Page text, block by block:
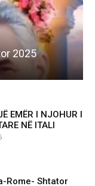
2025
EMËR I NJOHUR I
NË ITALI
Rome- Shtator